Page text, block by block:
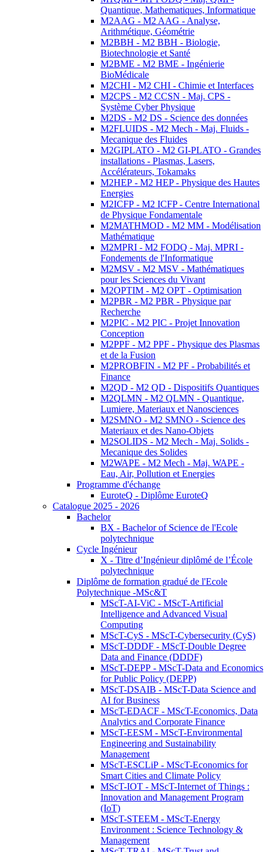
Quantique, Mathematiques, Informatique
M2AAG - M2 AAG - Analyse,
Arithmétique, Géométrie
M2BBH - M2 BBH - Biologie,
Biotechnologie et Santé
M2BME - M2 BME - Ingénierie
BioMédicale
M2CHI - M2 CHI - Chimie et Interfaces
M2CPS - M2 CCSN - Maj. CPS -
Système Cyber Physique
M2DS - M2 DS - Science des données
M2FLUIDS - M2 Mech - Maj. Fluids -
Mecanique des Fluides
M2GIPLATO - M2 GI-PLATO - Grandes
installations - Plasmas, Lasers,
Accélérateurs, Tokamaks
M2HEP - M2 HEP - Physique des Hautes
Energies
M2ICFP - M2 ICFP - Centre International
de Physique Fondamentale
M2MATHMOD - M2 MM - Modélisation
Mathématique
M2MPRI - M2 FODQ - Maj. MPRI -
Fondements de l'Informatique
M2MSV - M2 MSV - Mathématiques
pour les Sciences du Vivant
M2OPTIM - M2 OPT - Optimisation
M2PBR - M2 PBR - Physique par
Recherche
M2PIC - M2 PIC - Projet Innovation
Conception
M2PPF - M2 PPF - Physique des Plasmas
et de la Fusion
M2PROBFIN - M2 PF - Probabilités et
Finance
M2QD - M2 QD - Dispositifs Quantiques
M2QLMN - M2 QLMN - Quantique,
Lumiere, Materiaux et Nanosciences
M2SMNO - M2 SMNO - Science des
Materiaux et des Nano-Objets
M2SOLIDS - M2 Mech - Maj. Solids -
Mecanique des Solides
M2WAPE - M2 Mech - Maj. WAPE -
Eau, Air, Pollution et Energies
Programme d'échange
EuroteQ - Diplôme EuroteQ
Catalogue 2025 - 2026
Bachelor
BX - Bachelor of Science de l'Ecole
polytechnique
Cycle Ingénieur
X - Titre d’Ingénieur diplômé de l’École
polytechnique
Diplôme de formation gradué de l'Ecole
Polytechnique -MSc&T
MScT-AI-ViC - MScT-Artificial
Intelligence and Advanced Visual
Computing
MScT-CyS - MScT-Cybersecurity (CyS)
MScT-DDDF - MScT-Double Degree
Data and Finance (DDDF)
MScT-DEPP - MScT-Data and Economics
for Public Policy (DEPP)
MScT-DSAIB - MScT-Data Science and
AI for Business
MScT-EDACF - MScT-Economics, Data
Analytics and Corporate Finance
MScT-EESM - MScT-Environmental
Engineering and Sustainability
Management
MScT-ESCLiP - MScT-Economics for
Smart Cities and Climate Policy
MScT-IOT - MScT-Internet of Things :
Innovation and Management Program
(IoT)
MScT-STEEM - MScT-Energy
Environment : Science Technology &
Management